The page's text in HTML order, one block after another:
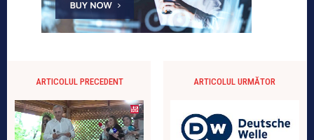
ARTICOLUL PRECEDENT ARTICOLUL URMĂTOR